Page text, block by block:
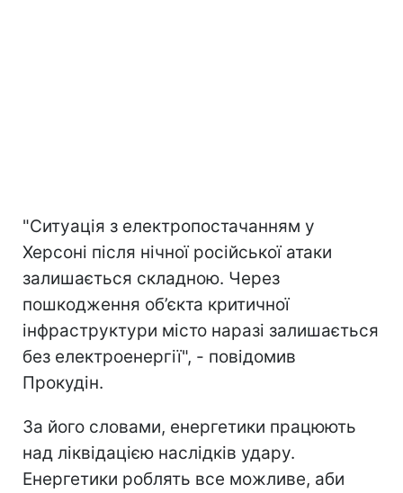
"Ситуація з електропостачанням у
Херсоні після нічної російської атаки
залишається складною. Через
пошкодження об’єкта критичної
інфраструктури місто наразі залишається
без електроенергії", - повідомив
Прокудін.
За його словами, енергетики працюють
над ліквідацією наслідків удару.
Енергетики роблять все можливе, аби